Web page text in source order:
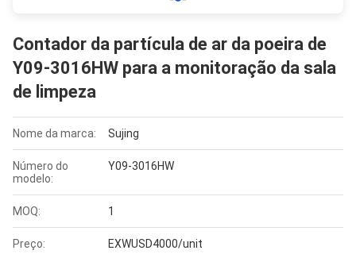
Contador da partícula de ar da poeira de
Y09-3016HW para a monitoração da sala
de limpeza
Nome da marca: Sujing
Número do
modelo:
Y09-3016HW
MOQ: 1
Preço: EXWUSD4000/unit